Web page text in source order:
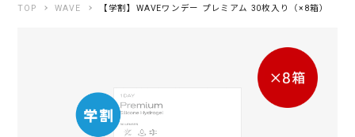
TOP WAVE 【学割】WAVEワンデー プレミアム 30枚入り（×8箱）